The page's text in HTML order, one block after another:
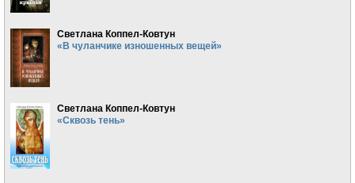
Светлана Коппел-Ковтун
«В чуланчике изношенных вещей»
Светлана Коппел-Ковтун
«Сквозь тень»